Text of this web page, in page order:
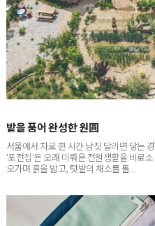
서울에서 차로 한 시간 남짓 달리면 닿는
'포전집'은 오래 미뤄온 전원생활을 비로소
오가며 흙을 밟고, 텃밭의 채소를 돌...